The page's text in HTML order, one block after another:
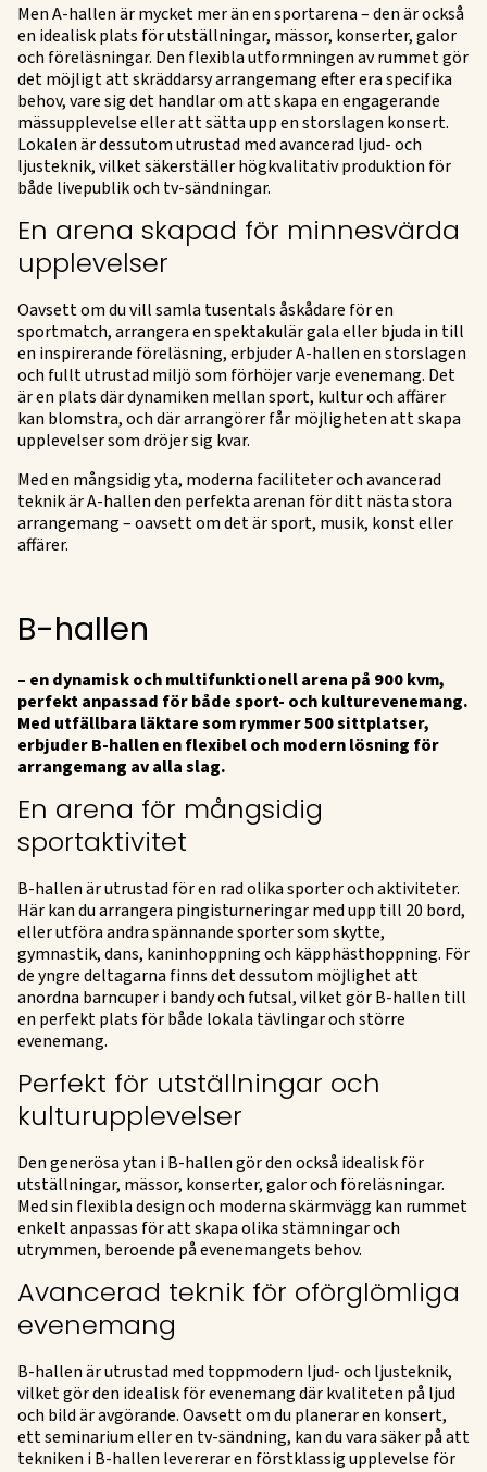
Men A-hallen är mycket mer än en sportarena – den är också
en idealisk plats för utställningar, mässor, konserter, galor
och föreläsningar. Den flexibla utformningen av rummet gör
det möjligt att skräddarsy arrangemang efter era specifika
behov, vare sig det handlar om att skapa en engagerande
mässupplevelse eller att sätta upp en storslagen konsert.
Lokalen är dessutom utrustad med avancerad ljud- och
ljusteknik, vilket säkerställer högkvalitativ produktion för
både livepublik och tv-sändningar.
En arena skapad för minnesvärda
upplevelser
Oavsett om du vill samla tusentals åskådare för en
sportmatch, arrangera en spektakulär gala eller bjuda in till
en inspirerande föreläsning, erbjuder A-hallen en storslagen
och fullt utrustad miljö som förhöjer varje evenemang. Det
är en plats där dynamiken mellan sport, kultur och affärer
kan blomstra, och där arrangörer får möjligheten att skapa
upplevelser som dröjer sig kvar.
Med en mångsidig yta, moderna faciliteter och avancerad
teknik är A-hallen den perfekta arenan för ditt nästa stora
arrangemang – oavsett om det är sport, musik, konst eller
affärer.
B-hallen
– en dynamisk och multifunktionell arena på 900 kvm,
perfekt anpassad för både sport- och kulturevenemang.
Med utfällbara läktare som rymmer 500 sittplatser,
erbjuder B-hallen en flexibel och modern lösning för
arrangemang av alla slag.
En arena för mångsidig
sportaktivitet
B-hallen är utrustad för en rad olika sporter och aktiviteter.
Här kan du arrangera pingisturneringar med upp till 20 bord,
eller utföra andra spännande sporter som skytte,
gymnastik, dans, kaninhoppning och käpphästhoppning. För
de yngre deltagarna finns det dessutom möjlighet att
anordna barncuper i bandy och futsal, vilket gör B-hallen till
en perfekt plats för både lokala tävlingar och större
evenemang.
Perfekt för utställningar och
kulturupplevelser
Den generösa ytan i B-hallen gör den också idealisk för
utställningar, mässor, konserter, galor och föreläsningar.
Med sin flexibla design och moderna skärmvägg kan rummet
enkelt anpassas för att skapa olika stämningar och
utrymmen, beroende på evenemangets behov.
Avancerad teknik för oförglömliga
evenemang
B-hallen är utrustad med toppmodern ljud- och ljusteknik,
vilket gör den idealisk för evenemang där kvaliteten på ljud
och bild är avgörande. Oavsett om du planerar en konsert,
ett seminarium eller en tv-sändning, kan du vara säker på att
tekniken i B-hallen levererar en förstklassig upplevelse för